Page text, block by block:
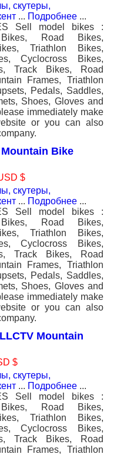
скутеры,
... Подробнее ...
Sell model bikes :
Bikes, Road Bikes,
Triathlon Bikes,
Cyclocross Bikes,
Track Bikes, Road
Frames, Triathlon
Pedals, Saddles,
Shoes, Gloves and
immediately make
or you can also
Bike
$
скутеры,
... Подробнее ...
Sell model bikes :
Bikes, Road Bikes,
Triathlon Bikes,
Cyclocross Bikes,
Track Bikes, Road
Frames, Triathlon
Pedals, Saddles,
Shoes, Gloves and
immediately make
or you can also
Mountain
$
скутеры,
... Подробнее ...
Sell model bikes :
Bikes, Road Bikes,
Triathlon Bikes,
Cyclocross Bikes,
Track Bikes, Road
Frames, Triathlon